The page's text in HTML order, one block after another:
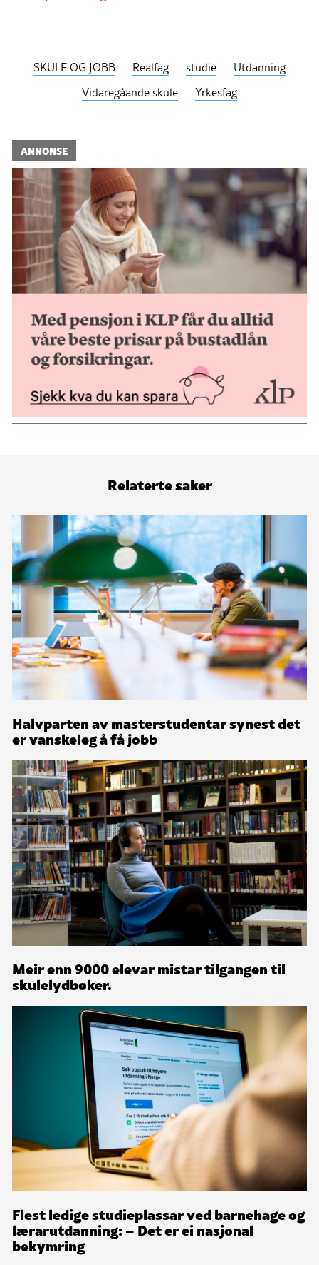
SKULE OG JOBB Realfag studie
Utdanning
Vidaregåande skule
Yrkesfag
ANNONSE
Relaterte saker
Halvparten av masterstudentar synest det
er vanskeleg å få jobb
Meir enn 9000 elevar mistar tilgangen til
skulelydbøker.
Flest ledige studieplassar ved barnehage og
lærarutdanning: – Det er ei nasjonal
bekymring